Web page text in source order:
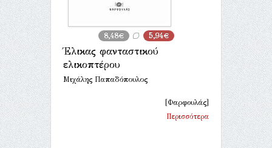
8,48€ 5,94€
Έλικας φανταστικού
ελικοπτέρου
Μιχάλης Παπαδόπουλος
[Φαρφουλάς]
Περισσότερα